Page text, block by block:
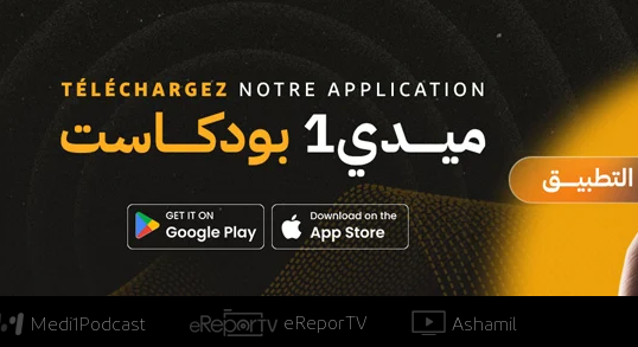
Ashamil
eReporTV
Medi1Podcast